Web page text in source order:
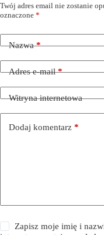
Twój adres email nie zostanie
oznaczone *
Nazwa*
Adres e-mail*
Witryna internetowa
Dodaj komentarz *
Zapisz moje imię i